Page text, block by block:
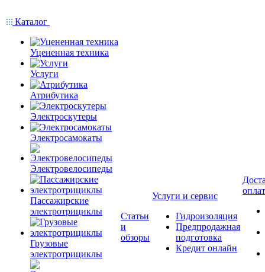
Каталог
Уцененная техника
Услуги
Атрибутика
Электроскутеры
Электросамокаты
Электровелосипеды
Пассажирские
электротрициклы
Грузовые
электротрициклы
Статьи
и
обзоры
Услуги и сервис
Гидроизоляция
Предпродажная
подготовка
Кредит онлайн